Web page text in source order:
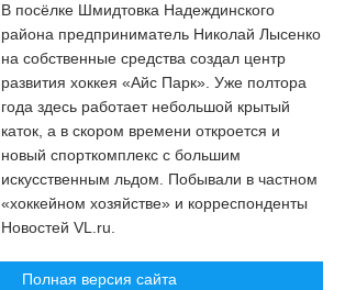
В посёлке Шмидтовка Надеждинского
района предприниматель Николай Лысенко
на собственные средства создал центр
развития хоккея «Айс Парк». Уже полтора
года здесь работает небольшой крытый
каток, а в скором времени откроется и
новый спорткомплекс с большим
искусственным льдом. Побывали в частном
«хоккейном хозяйстве» и корреспонденты
Новостей VL.ru.
Полная версия сайта